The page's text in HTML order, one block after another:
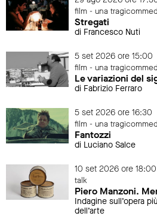
film - una
Stregati
di Francesco Nuti
5 set 2026 ore 15:00
film - una
Le variazioni del
di Fabrizio Ferraro
5 set 2026 ore 16:30
film - una
Fantozzi
di Luciano Salce
10 set 2026 ore 18:00
talk
Piero Manzoni.
Indagine sull’opera
dell’arte